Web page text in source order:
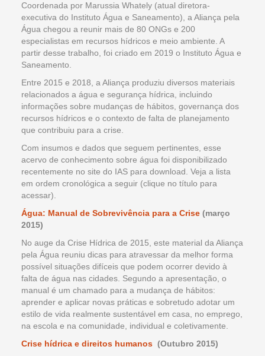
Coordenada por Marussia Whately (atual diretora-
executiva do Instituto Água e Saneamento), a Aliança pela
Água chegou a reunir mais de 80 ONGs e 200
especialistas em recursos hídricos e meio ambiente. A
partir desse trabalho, foi criado em 2019 o Instituto Água e
Saneamento.
Entre 2015 e 2018, a Aliança produziu diversos materiais
relacionados a água e segurança hídrica, incluindo
informações sobre mudanças de hábitos, governança dos
recursos hídricos e o contexto de falta de planejamento
que contribuiu para a crise.
Com insumos e dados que seguem pertinentes, esse
acervo de conhecimento sobre água foi disponibilizado
recentemente no site do IAS para download. Veja a lista
em ordem cronológica a seguir (clique no título para
acessar).
Água: Manual de Sobrevivência para a Crise (março
2015)
No auge da Crise Hídrica de 2015, este material da Aliança
pela Água reuniu dicas para atravessar da melhor forma
possível situações difíceis que podem ocorrer devido à
falta de água nas cidades. Segundo a apresentação, o
manual é um chamado para a mudança de hábitos:
aprender e aplicar novas práticas e sobretudo adotar um
estilo de vida realmente sustentável em casa, no emprego,
na escola e na comunidade, individual e coletivamente.
Crise hídrica e direitos humanos (Outubro 2015)